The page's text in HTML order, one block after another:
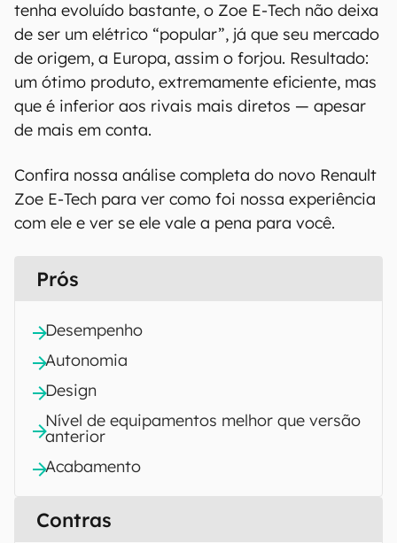
tenha evoluído bastante, o Zoe E-Tech não deixa
de ser um elétrico “popular”, já que seu mercado
de origem, a Europa, assim o forjou. Resultado:
um ótimo produto, extremamente eficiente, mas
que é inferior aos rivais mais diretos — apesar
de mais em conta.
Confira nossa análise completa do novo Renault
Zoe E-Tech para ver como foi nossa experiência
com ele e ver se ele vale a pena para você.
Prós
Desempenho
Autonomia
Design
Nível de equipamentos melhor que versão
anterior
Acabamento
Contras